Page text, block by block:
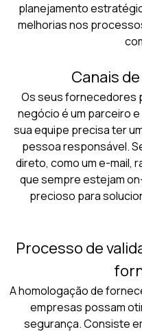
planejamento
melhorias nos
Canais
Os seus fornecedores
negócio é um parceiro
sua equipe precisa ter
pessoa responsável.
direto, como um e-mail,
que sempre estejam
precioso para
Processo de
A homologação de
empresas possam
segurança. Consiste